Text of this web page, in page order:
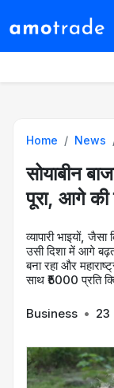
Home News
सोयाबीन
पूरा, आगे
व्यापारी भाइयों, जैसा
उसी दिशा में आगे
बना रहा और
साथ ₹5000 प्रति
Business • 23